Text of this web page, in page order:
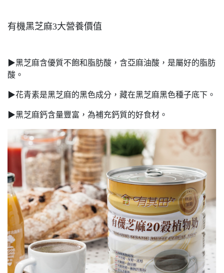
有機黑芝麻3大營養價值
▶︎黑芝麻含優質不飽和脂肪酸，含亞麻油酸，是屬好的脂肪
酸。
▶︎花青素是黑芝麻的黑色成分，藏在黑芝麻黑色種子底下。
▶︎黑芝麻鈣含量豐富，為補充鈣質的好食材。